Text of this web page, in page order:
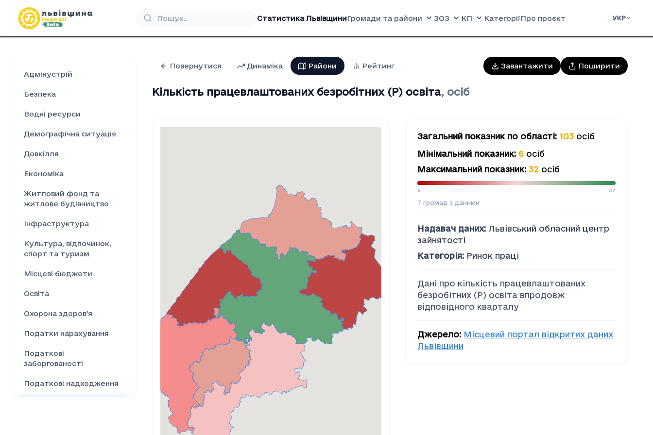
Статистика ЛьвівщиниГромади та райони ЗОЗ КП КатегоріїПро проєкт УКР
Адмінустрій
Безпека
Водні ресурси
Демографічна ситуація
Довкілля
Економіка
Житловий фонд та
житлове будівництво
Інфраструктура
Культура, відпочинок,
спорт та туризм
Місцеві бюджети
Освіта
Охорона здоров’я
Податки нарахування
Податкові
заборгованості
Податкові надходження
Повернутися Динаміка Райони Рейтинг Завантажити Поширити
Кількість працевлаштованих безробітних (P) освіта, осіб
Загальний показник по області: 103 осіб
Мінімальний показник: 6 осіб
Максимальний показник: 32 осіб
6 32
7 громад з даними
Надавач даних: Львівський обласний центр
зайнятості
Категорія: Ринок праці
Дані про кількість працевлаштованих
безробітних (P) освіта впродовж
відповідного кварталу
Джерело: Місцевий портал відкритих даних
Львівщини